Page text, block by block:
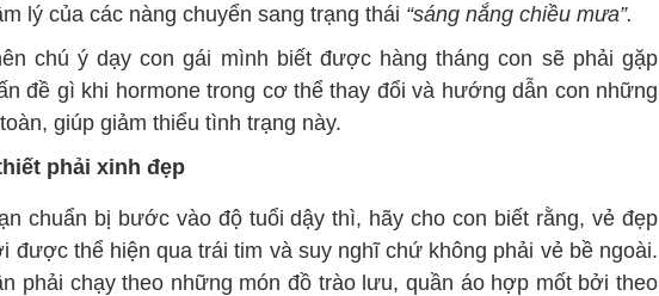
lý của các nàng chuyển sang trạng thái “sáng nắng chiều mưa”.
chú ý dạy con gái mình biết được hàng tháng con sẽ phải gặp
đề gì khi hormone trong cơ thể thay đổi và hướng dẫn con những
giúp giảm thiểu tình trạng này.
phải xinh đẹp
chuẩn bị bước vào độ tuổi dậy thì, hãy cho con biết rằng, vẻ đẹp
được thể hiện qua trái tim và suy nghĩ chứ không phải vẻ bề ngoài.
phải chạy theo những món đồ trào lưu, quần áo hợp mốt bởi theo